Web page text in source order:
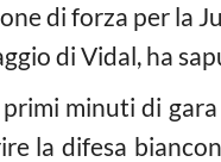
di forza per la
di Vidal, ha
minuti di
la difesa